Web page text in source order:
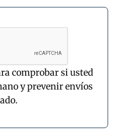
comprobar si usted
y prevenir envíos